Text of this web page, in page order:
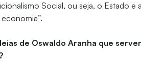
Social, ou seja, o Estado
de Oswaldo Aranha que